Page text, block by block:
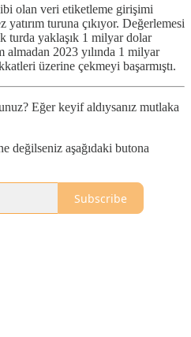
olan veri etiketleme girişimi
turuna çıkıyor. Değerlemesi
turda yaklaşık 1 milyar dolar
almadan 2023 yılında 1 milyar
üzerine çekmeyi başarmıştı.
Eğer keyif aldıysanız mutlaka
değilseniz aşağıdaki butona
Subscribe